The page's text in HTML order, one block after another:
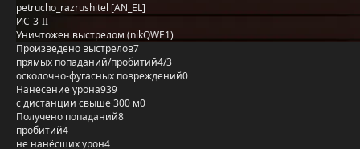
petrucho_razrushitel [AN_EL]
ИС-3-II
Уничтожен выстрелом (nikQWE1)
Произведено выстрелов7
прямых попаданий/пробитий4/3
осколочно-фугасных повреждений0
Нанесение урона939
с дистанции свыше 300 м0
Получено попаданий8
пробитий4
не нанёсших урон4